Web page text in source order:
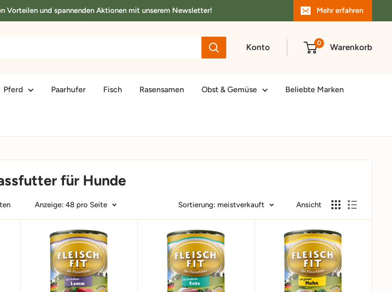
Vorteilen und spannenden Aktionen mit unserem Newsletter! Mehr erfahren
Konto 0 Warenkorb
Pferd Paarhufer Fisch Rasensamen Obst & Gemüse Beliebte Marken
für Hunde
Anzeige: 48 pro Seite Sortierung: meistverkauft Ansicht